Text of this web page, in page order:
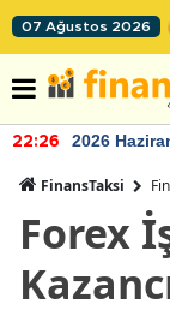
07 Ağustos 2026
22:26 2026
FinansTaksi
Forex